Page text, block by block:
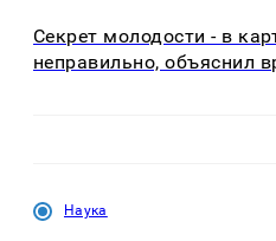
Секрет молодости - в
неправильно, объяснил
Наука